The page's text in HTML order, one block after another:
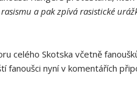
a pak zpívá rasistické
celého Skotska včetně
fanoušci nyní v komentářích